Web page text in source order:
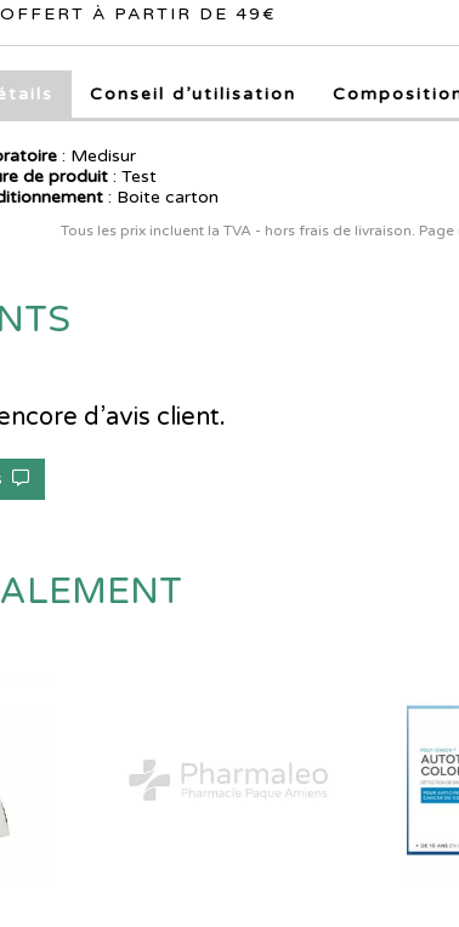
OFFERT À PARTIR DE 49€
Conseil d’utilisation
: Medisur
de produit : Test
: Boite carton
Tous les prix incluent la TVA - hors frais de livraison.
d’avis client.